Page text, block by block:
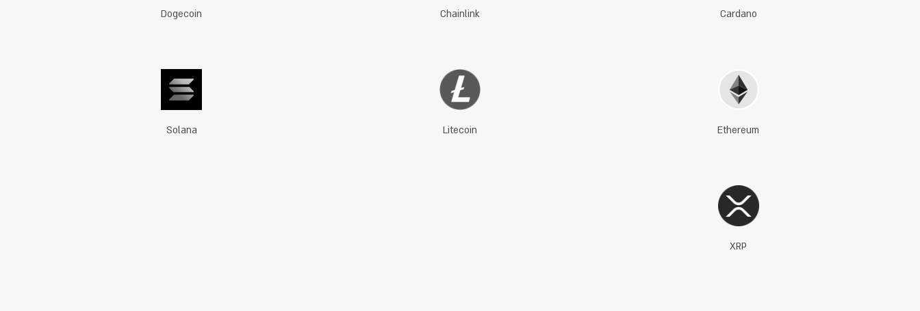
Cardano
Chainlink
Dogecoin
Ethereum
Litecoin
Solana
XRP